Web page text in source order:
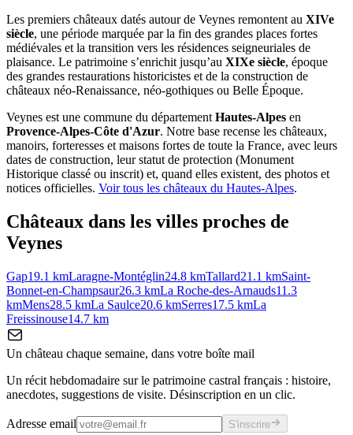
Les premiers châteaux datés autour de Veynes remontent au XIVe
siècle, une période marquée par la fin des grandes places fortes
médiévales et la transition vers les résidences seigneuriales de
plaisance. Le patrimoine s’enrichit jusqu’au XIXe siècle, époque
des grandes restaurations historicistes et de la construction de
châteaux néo-Renaissance, néo-gothiques ou Belle Époque.
Veynes est une commune du département Hautes-Alpes en
Provence-Alpes-Côte d'Azur. Notre base recense les châteaux,
manoirs, forteresses et maisons fortes de toute la France, avec leurs
dates de construction, leur statut de protection (Monument
Historique classé ou inscrit) et, quand elles existent, des photos et
notices officielles. Voir tous les châteaux du Hautes-Alpes.
Châteaux dans les villes proches de
Veynes
Gap19.1 kmLaragne-Montéglin24.8 kmTallard21.1 kmSaint-
Bonnet-en-Champsaur26.3 kmLa Roche-des-Arnauds11.3
kmMens28.5 kmLa Saulce20.6 kmSerres17.5 kmLa
Freissinouse14.7 km
Un château chaque semaine, dans votre boîte mail
Un récit hebdomadaire sur le patrimoine castral français : histoire,
anecdotes, suggestions de visite. Désinscription en un clic.
Adresse email S'inscrire